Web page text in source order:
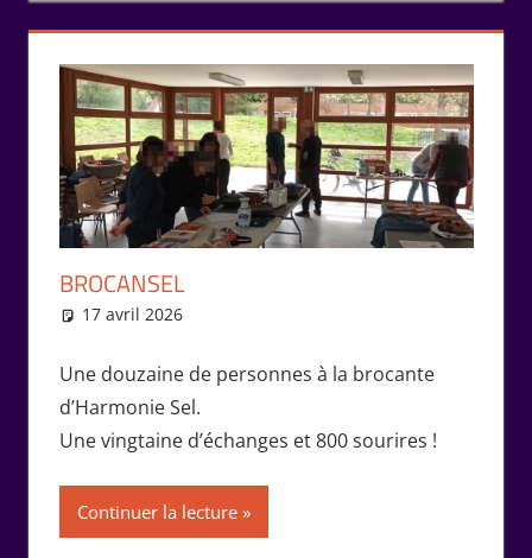
BROCANSEL
17 avril 2026
Une douzaine de personnes à la brocante
d’Harmonie Sel.
Une vingtaine d’échanges et 800 sourires !
Continuer la lecture